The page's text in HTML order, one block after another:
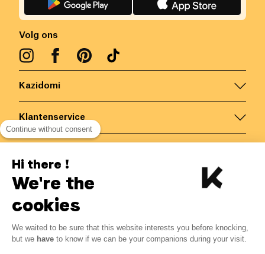
22.54€ 19.16 € -15 % ?
Bespaar 3.38 € met K+
Kazidomi
Klantenservice
Volg ons
België/ NL
Continue without consent
Hi there !
We're the
cookies
We waited to be sure that this website interests you before knocking,
but we have to know if we can be your companions during your visit.